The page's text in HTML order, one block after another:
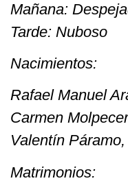
Mañana:
Tarde: Nuboso
Nacimientos:
Rafael Manuel
Carmen
Valentín
Matrimonios: